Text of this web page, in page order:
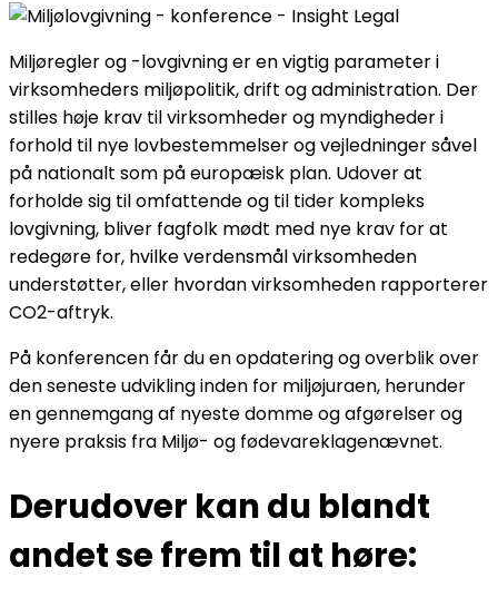
Miljøregler og -lovgivning er en vigtig parameter i
virksomheders miljøpolitik, drift og administration. Der
stilles høje krav til virksomheder og myndigheder i
forhold til nye lovbestemmelser og vejledninger såvel
på nationalt som på europæisk plan. Udover at
forholde sig til omfattende og til tider kompleks
lovgivning, bliver fagfolk mødt med nye krav for at
redegøre for, hvilke verdensmål virksomheden
understøtter, eller hvordan virksomheden rapporterer
CO2-aftryk.
På konferencen får du en opdatering og overblik over
den seneste udvikling inden for miljøjuraen, herunder
en gennemgang af nyeste domme og afgørelser og
nyere praksis fra Miljø- og fødevareklagenævnet.
Derudover kan du blandt
andetse frem til at høre: